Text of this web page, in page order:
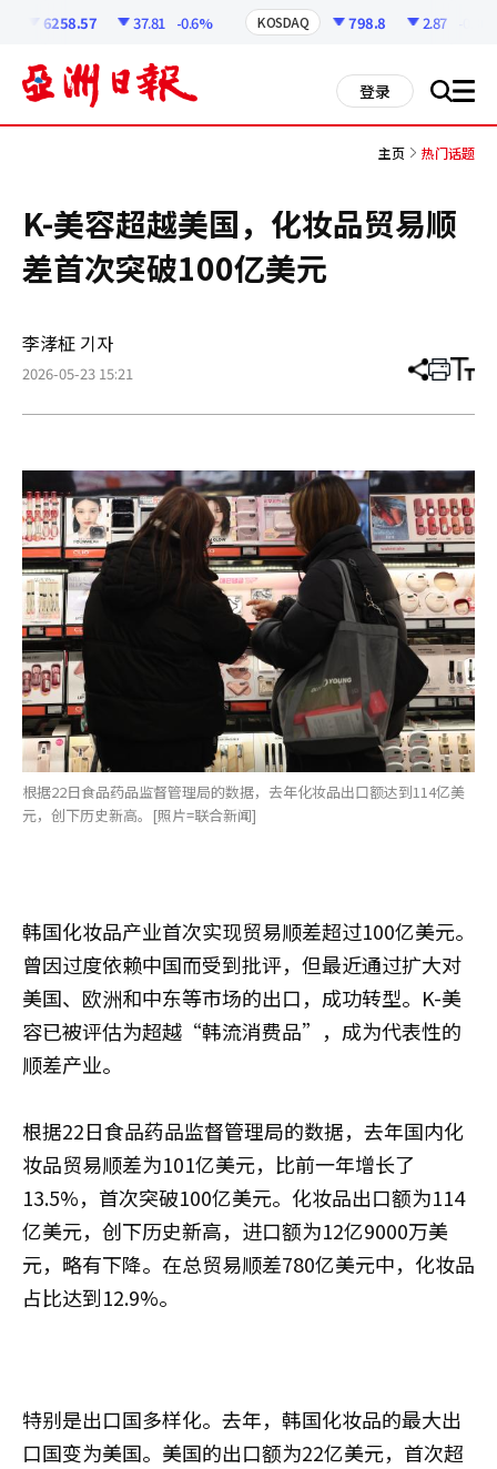
6258.57 37.81 -0.6% KOSDAQ 798.8 2.87
登录 搜 all
主页 热门话题
K-美容超越美国，化妆品贸易顺
差首次突破100亿美元
李涍柾 기자
2026-05-23 15:21 分
章
打 调
小
根据22日食品药品监督管理局的数据，去年化妆品出口额达到114亿美
元，创下历史新高。[照片=联合新闻]
韩国化妆品产业首次实现贸易顺差超过100亿美元。
曾因过度依赖中国而受到批评，但最近通过扩大对
美国、欧洲和中东等市场的出口，成功转型。K-美
容已被评估为超越“韩流消费品”，成为代表性的
顺差产业。
根据22日食品药品监督管理局的数据，去年国内化
妆品贸易顺差为101亿美元，比前一年增长了
13.5%，首次突破100亿美元。化妆品出口额为114
亿美元，创下历史新高，进口额为12亿9000万美
元，略有下降。在总贸易顺差780亿美元中，化妆品
占比达到12.9%。
特别是出口国多样化。去年，韩国化妆品的最大出
口国变为美国。美国的出口额为22亿美元，首次超